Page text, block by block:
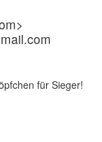
für Sieger!